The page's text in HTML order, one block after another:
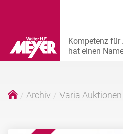
Archiv Varia Auktionen